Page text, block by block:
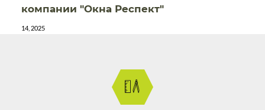
компании "Окна Респект"
14, 2025